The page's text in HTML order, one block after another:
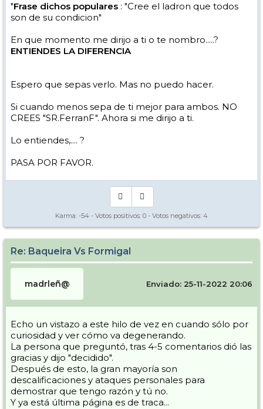
"Frase dichos populares : "Cree el ladron que todos
son de su condicion"
En que momento me dirijo a ti o te nombro.....?
ENTIENDES LA DIFERENCIA
Espero que sepas verlo. Mas no puedo hacer.
Si cuando menos sepa de ti mejor para ambos. NO
CREES "SR.FerranF". Ahora si me dirijo a ti.
Lo entiendes,.... ?
PASA POR FAVOR.
Karma: -54 - Votos positivos: 0 - Votos negativos: 4
Re: Baqueira Vs Formigal
madrleñ@ Enviado: 25-11-2022 20:06
Echo un vistazo a este hilo de vez en cuando sólo por
curiosidad y ver cómo va degenerando.
La persona que preguntó, tras 4-5 comentarios dió las
gracias y dijo "decidido".
Después de esto, la gran mayoría son
descalificaciones y ataques personales para
demostrar que tengo razón y tú no.
Y ya está última página es de traca...